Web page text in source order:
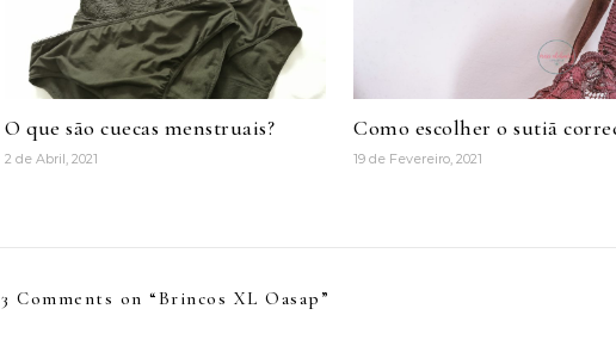
O que são cuecas menstruais?
2 de Abril, 2021
Como escolher o sutiã
19 de Fevereiro, 2021
3 Comments on “Brincos XL Oasap ”